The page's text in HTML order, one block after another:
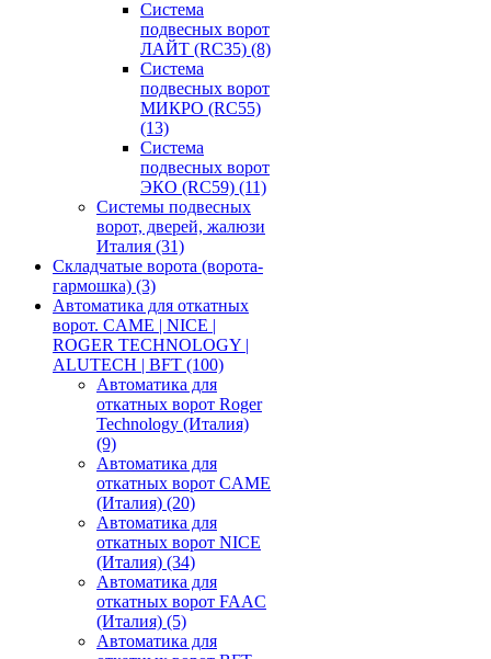
Система
подвесных ворот
ЛАЙТ (RC35) (8)
Система
подвесных ворот
МИКРО (RC55)
(13)
Система
подвесных ворот
ЭКО (RC59) (11)
Системы подвесных
ворот, дверей, жалюзи
Италия (31)
Складчатые ворота (ворота-
гармошка) (3)
Автоматика для откатных
ворот. CAME | NICE |
ROGER TECHNOLOGY |
ALUTECH | BFT (100)
Автоматика для
откатных ворот Roger
Technology (Италия)
(9)
Автоматика для
откатных ворот CAME
(Италия) (20)
Автоматика для
откатных ворот NICE
(Италия) (34)
Автоматика для
откатных ворот FAAC
(Италия) (5)
Автоматика для